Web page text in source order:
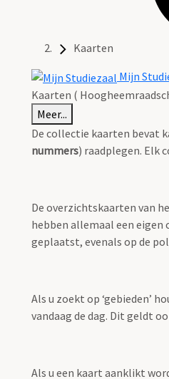
Kaarten
Mijn
Kaarten (
Meer...
De collectie kaarten bevat
nummers) raadplegen. Elk
De overzichtskaarten van
hebben allemaal een
geplaatst, evenals op de
Als u zoekt op ‘gebieden’
vandaag de dag. Dit geldt
Als u een kaart aanklikt